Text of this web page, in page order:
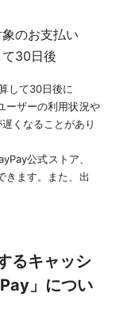
のお支払い
て30日後
して30日後に
ーザーの利用状況や
くなることがあり
公式ストア、
きます。また、出
るキャッシ
」につい